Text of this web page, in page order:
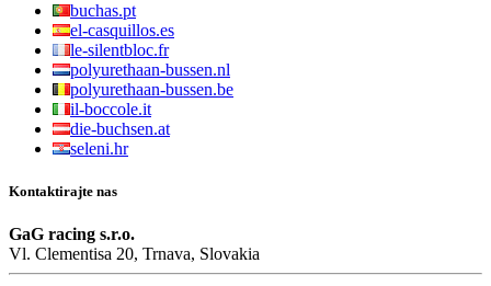
buchas.pt
el-casquillos.es
le-silentbloc.fr
polyurethaan-bussen.nl
polyurethaan-bussen.be
il-boccole.it
die-buchsen.at
seleni.hr
Kontaktirajte nas
GaG racing s.r.o.
Vl. Clementisa 20, Trnava, Slovakia